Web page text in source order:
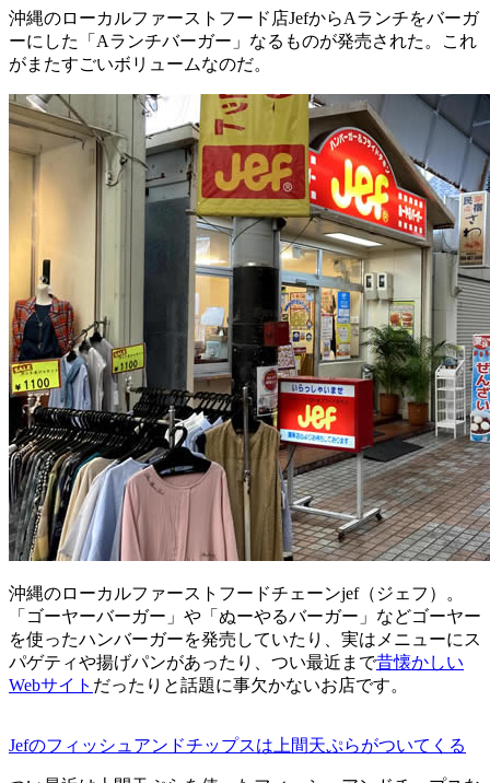
沖縄のローカルファーストフード店JefからAランチをバーガ
ーにした「Aランチバーガー」なるものが発売された。これ
がまたすごいボリュームなのだ。
沖縄のローカルファーストフードチェーンjef（ジェフ）。
「ゴーヤーバーガー」や「ぬーやるバーガー」などゴーヤー
を使ったハンバーガーを発売していたり、実はメニューにス
パゲティや揚げパンがあったり、つい最近まで昔懐かしい
Webサイト だったりと話題に事欠かないお店です。
Jefのフィッシュアンドチップスは上間天ぷらがついてくる